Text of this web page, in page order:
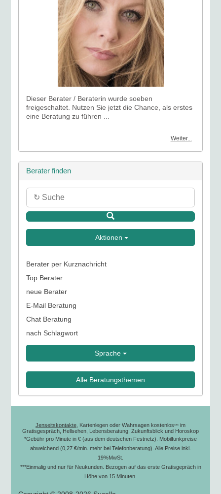
Dieser Berater / Beraterin wurde soeben
freigeschaltet. Nutzen Sie jetzt die Chance, als erstes
eine Beratung zu führen ...
Weiter...
Berater finden
Aktionen
Berater per Kurznachricht
Top Berater
neue Berater
E-Mail Beratung
Chat Beratung
nach Schlagwort
Sprache
Alle Beratungsthemen
Jenseitskontakte , Kartenlegen oder Wahrsagen kostenlos*** im
Gratisgespräch, Hellsehen, Lebensberatung, Zukunftsblick und Horoskop
*Gebühr pro Minute in € (aus dem deutschen Festnetz). Mobilfunkpreise
abweichend (0,27 €/min. mehr bei Telefonberatung). Alle Preise inkl.
19%MwSt.
***Einmalig und nur für Neukunden. Bezogen auf das erste Gratisgepräch in
Höhe von 15 Minuten.